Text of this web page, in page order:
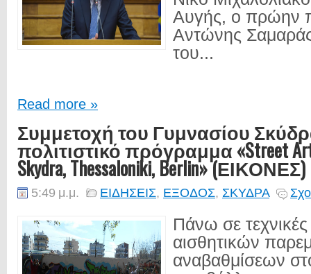
Αυγής, ο πρώην
Αντώνης
του...
Read more »
Συμμετοχή του Γυμνασίου
πολιτιστικό πρόγραμμα «Street
Skydra, Thessaloniki, Berlin» (ΕΙΚΟΝΕΣ)
5:49 μ.μ. ΕΙΔΗΣΕΙΣ, ΕΞΟΔΟΣ, ΣΚΥΔΡΑ
Πάνω σε
αισθητικών
αναβαθμίσεων